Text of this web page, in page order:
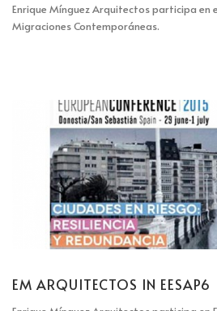
Enrique Mínguez Arquitectos participa en
Migraciones Contemporáneas.
EM ARQUITECTOS IN EESAP6